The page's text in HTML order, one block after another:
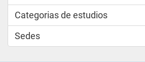
Categorias de estudios
Sedes